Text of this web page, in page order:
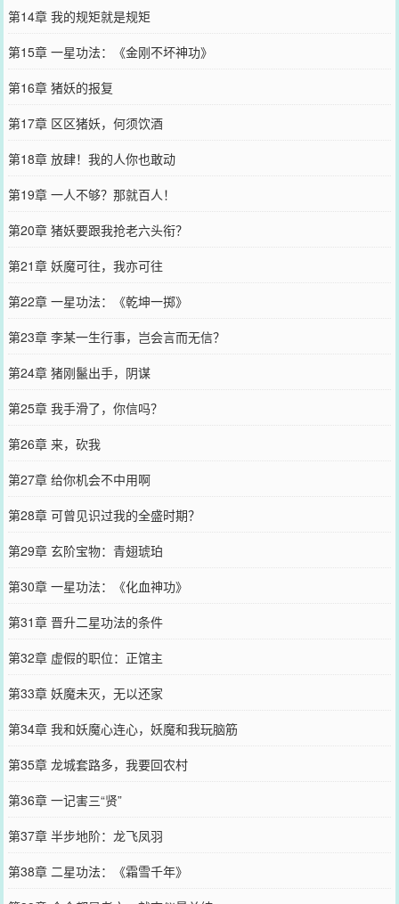
第14章 我的规矩就是规矩
第15章 一星功法：《金刚不坏神功》
第16章 猪妖的报复
第17章 区区猪妖，何须饮酒
第18章 放肆！我的人你也敢动
第19章 一人不够？那就百人！
第20章 猪妖要跟我抢老六头衔？
第21章 妖魔可往，我亦可往
第22章 一星功法：《乾坤一掷》
第23章 李某一生行事，岂会言而无信？
第24章 猪刚鬣出手，阴谋
第25章 我手滑了，你信吗？
第26章 来，砍我
第27章 给你机会不中用啊
第28章 可曾见识过我的全盛时期？
第29章 玄阶宝物：青翅琥珀
第30章 一星功法：《化血神功》
第31章 晋升二星功法的条件
第32章 虚假的职位：正馆主
第33章 妖魔未灭，无以还家
第34章 我和妖魔心连心，妖魔和我玩脑筋
第35章 龙城套路多，我要回农村
第36章 一记害三“贤”
第37章 半步地阶：龙飞凤羽
第38章 二星功法：《霜雪千年》